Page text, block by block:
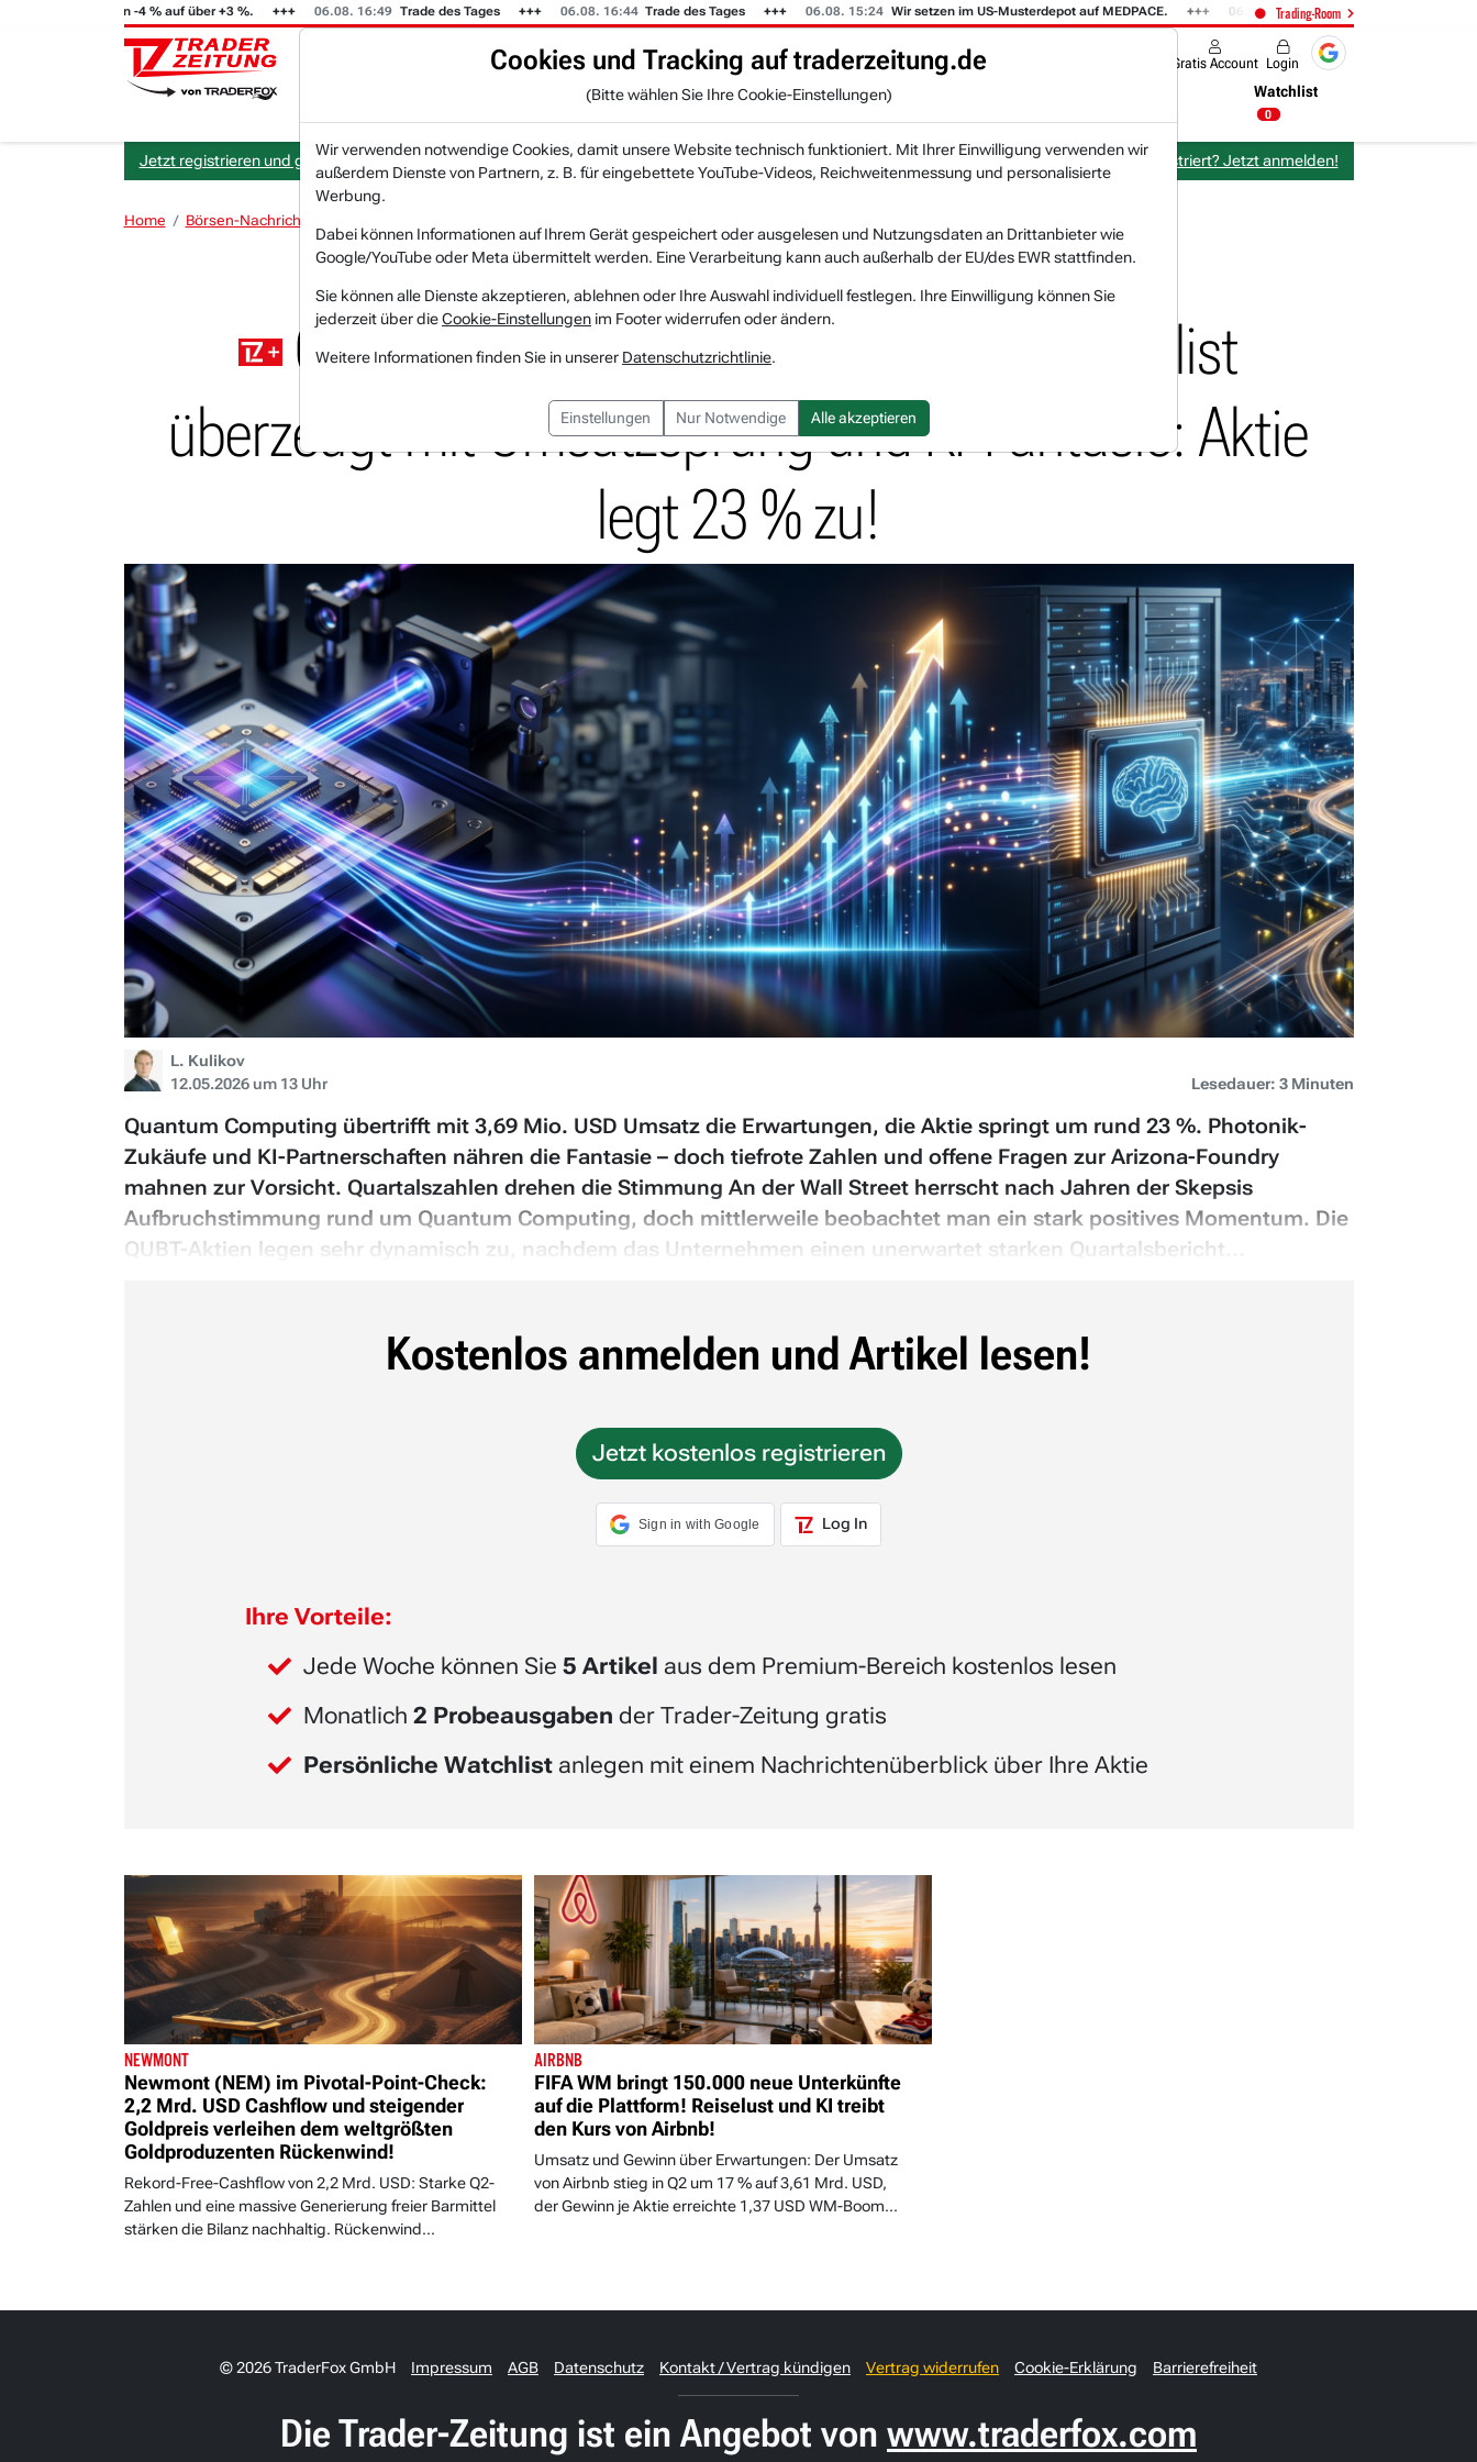
Trading-Room
(i) steigt von -4 % auf über +3 %. 06.08. 16:49 Trade des Tages 06.08. 16:44 Trade des Tages 06.08. 15:24 Wir setzen im US-Musterdepot auf MEDPACE. 06.08. 14:58 AMAZON (i) hat zwei Tage
Gratis Account Login
KI-Agenten NEU Zeitung Rankings & Trends Watchlist
0
Jetzt registrieren und gratis Artikel lesen. Bereits bei TraderFox registriert? Jetzt anmelden!
Home Börsen-Nachrichten
Quantum Computing
Quantum Computing – Photonik-Spezialist
überzeugt mit Umsatzsprung und KI-Fantasie: Aktie
legt 23 % zu!
L. Kulikov
12.05.2026 um 13 Uhr
Lesedauer: 3 Minuten
Quantum Computing übertrifft mit 3,69 Mio. USD Umsatz die Erwartungen, die Aktie springt um rund 23 %. Photonik-
Zukäufe und KI-Partnerschaften nähren die Fantasie – doch tiefrote Zahlen und offene Fragen zur Arizona-Foundry
mahnen zur Vorsicht. Quartalszahlen drehen die Stimmung An der Wall Street herrscht nach Jahren der Skepsis
Aufbruchstimmung rund um Quantum Computing, doch mittlerweile beobachtet man ein stark positives Momentum. Die
QUBT-Aktien legen sehr dynamisch zu, nachdem das Unternehmen einen unerwartet starken Quartalsbericht...
Kostenlos anmelden und Artikel lesen!
Jetzt kostenlos registrieren
Sign in with Google Log In
Ihre Vorteile:
Jede Woche können Sie 5 Artikel aus dem Premium-Bereich kostenlos lesen
Monatlich 2 Probeausgaben der Trader-Zeitung gratis
Persönliche Watchlistanlegen mit einem Nachrichtenüberblick über Ihre Aktie
NEWMONT
Newmont (NEM) im Pivotal-Point-Check:
2,2 Mrd. USD Cashflow und steigender
Goldpreis verleihen dem weltgrößten
Goldproduzenten Rückenwind!
Rekord-Free-Cashflow von 2,2 Mrd. USD: Starke Q2-
Zahlen und eine massive Generierung freier Barmittel
stärken die Bilanz nachhaltig. Rückenwind...
AIRBNB
FIFA WM bringt 150.000 neue Unterkünfte
auf die Plattform! Reiselust und KI treibt
den Kurs von Airbnb!
Umsatz und Gewinn über Erwartungen: Der Umsatz
von Airbnb stieg in Q2 um 17 % auf 3,61 Mrd. USD,
der Gewinn je Aktie erreichte 1,37 USD WM-Boom...
© 2026 TraderFox GmbH Impressum AGB Datenschutz Kontakt / Vertrag kündigen Vertrag widerrufen Cookie-Erklärung Barrierefreiheit
Die Trader-Zeitung ist ein Angebot von www.traderfox.com
Cookies und Tracking auf traderzeitung.de
(Bitte wählen Sie Ihre Cookie-Einstellungen)
Wir verwenden notwendige Cookies, damit unsere Website technisch funktioniert. Mit Ihrer Einwilligung verwenden wir
außerdem Dienste von Partnern, z. B. für eingebettete YouTube-Videos, Reichweitenmessung und personalisierte
Werbung.
Dabei können Informationen auf Ihrem Gerät gespeichert oder ausgelesen und Nutzungsdaten an Drittanbieter wie
Google/YouTube oder Meta übermittelt werden. Eine Verarbeitung kann auch außerhalb der EU/des EWR stattfinden.
Sie können alle Dienste akzeptieren, ablehnen oder Ihre Auswahl individuell festlegen. Ihre Einwilligung können Sie
jederzeit über dieCookie-Einstellungen im Footer widerrufen oder ändern.
Weitere Informationen finden Sie in unserer Datenschutzrichtlinie.
Einstellungen Nur Notwendige Alle akzeptieren